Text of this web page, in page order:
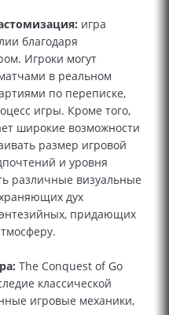
игра
благодаря
Игроки могут
в реальном
по переписке,
игры. Кроме того,
широкие возможности
размер игровой
и уровня
различные визуальные
дух
придающих
The Conquest of Go
классической
игровые механики,